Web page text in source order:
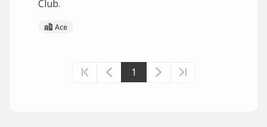
Club.
Ace
1